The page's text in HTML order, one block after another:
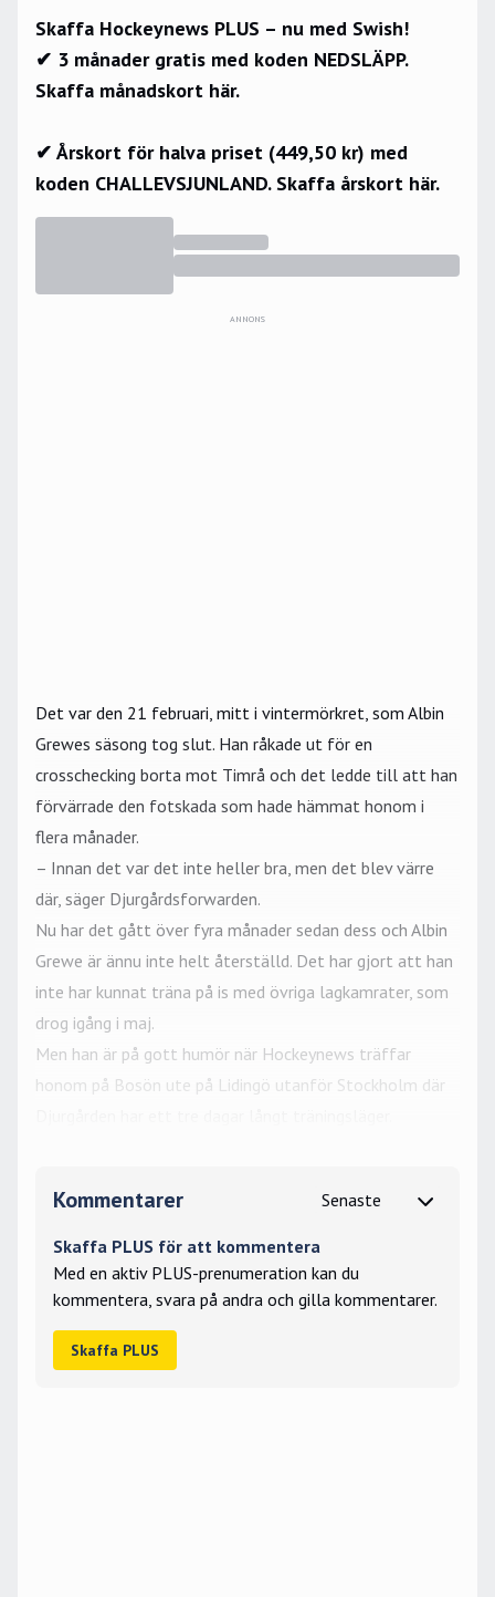
Skaffa Hockeynews PLUS – nu med Swish!
✔ 3 månader gratis med koden NEDSLÄPP.
Skaffa månadskort här.
✔ Årskort för halva priset (449,50 kr) med
koden CHALLEVSJUNLAND. Skaffa årskort här.
ANNONS
Det var den 21 februari, mitt i vintermörkret, som Albin
Grewes säsong tog slut. Han råkade ut för en
crosschecking borta mot Timrå och det ledde till att han
förvärrade den fotskada som hade hämmat honom i
flera månader.
– Innan det var det inte heller bra, men det blev värre
där, säger Djurgårdsforwarden.
Nu har det gått över fyra månader sedan dess och Albin
Grewe är ännu inte helt återställd. Det har gjort att han
inte har kunnat träna på is med övriga lagkamrater, som
drog igång i maj.
Men han är på gott humör när Hockeynews träffar
honom på Bosön ute på Lidingö utanför Stockholm där
Kommentarer
Skaffa PLUS för att kommentera
Med en aktiv PLUS-prenumeration kan du
kommentera, svara på andra och gilla kommentarer.
Skaffa PLUS